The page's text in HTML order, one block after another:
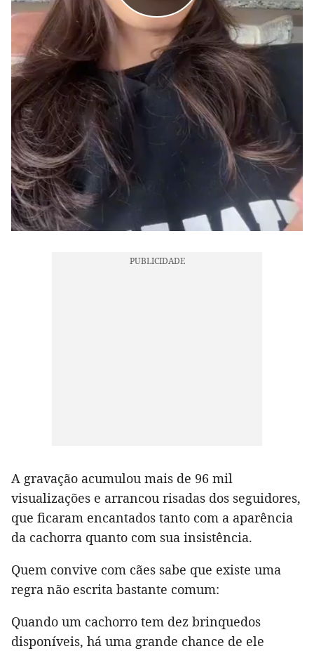
A gravação acumulou mais de 96 mil
visualizações e arrancou risadas dos seguidores,
que ficaram encantados tanto com a aparência
da cachorra quanto com sua insistência.
Quem convive com cães sabe que existe uma
regra não escrita bastante comum:
Quando um cachorro tem dez brinquedos
disponíveis, há uma grande chance de ele